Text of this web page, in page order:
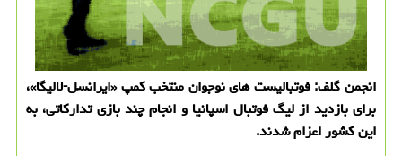
انجمن گلف: فوتبالیست های نوجوان منتخب كمپ «ایرانسل-لالیگا»،
برای بازدید از لیگ فوتبال اسپانیا و انجام چند بازی تداركاتی، به
این كشور اعزام شدند.